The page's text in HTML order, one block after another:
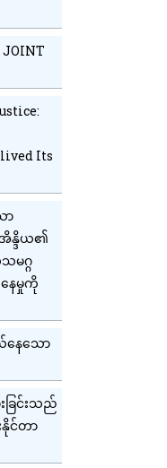
JOINT
Its
ာ
န္ဒိယ၏
မဂ္ဂ
နေမှုကို
နေသော
းခြင်းသည်
နိုင်တာ